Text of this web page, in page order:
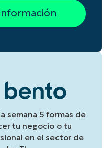
semana 5 formas de
tu negocio o tu
en el sector de